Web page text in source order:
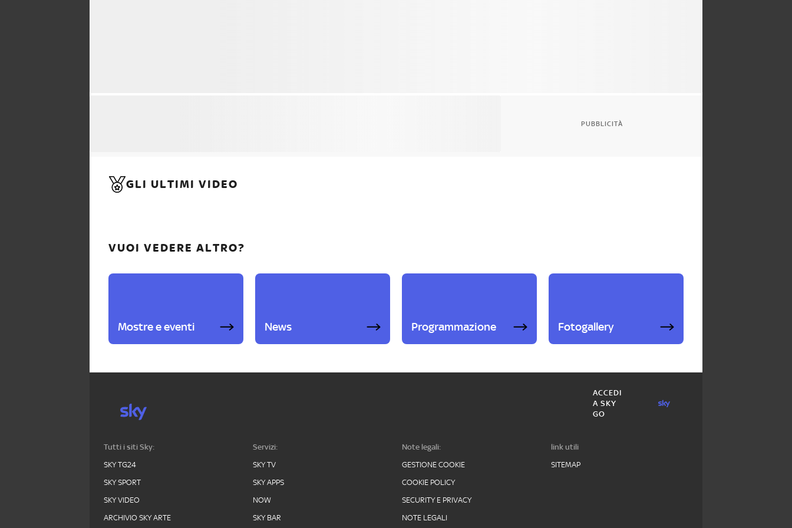
PUBBLICITÀ
GLI ULTIMI VIDEO
VUOI VEDERE ALTRO?
Mostre e eventi News Programmazione Fotogallery
ACCEDI
A SKY
GO
Tutti i siti Sky:
SKY TG24
SKY SPORT
SKY VIDEO
ARCHIVIO SKY ARTE
Servizi:
SKY TV
SKY APPS
NOW
SKY BAR
Note legali:
GESTIONE COOKIE
COOKIE POLICY
SECURITY E PRIVACY
NOTE LEGALI
link utili
SITEMAP